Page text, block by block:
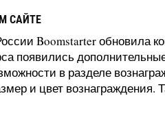
САЙТЕ
Boomstarter обновила
появились
в разделе
и цвет вознаграждения.